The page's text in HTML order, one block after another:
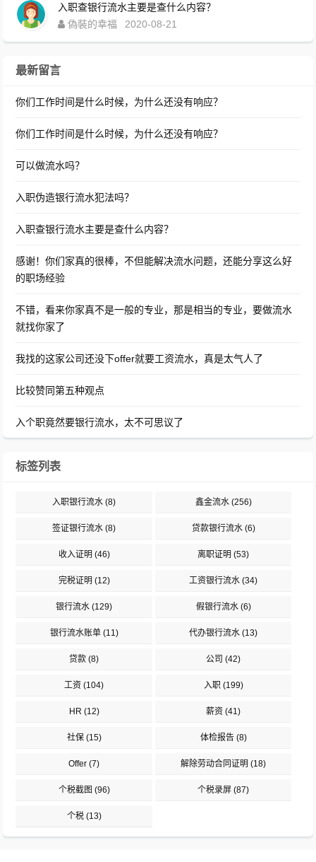
入职查银行流水主要是查什么内容？
偽裝的幸福
2020-08-21
最新留言
你们工作时间是什么时候，为什么还没有响应？
你们工作时间是什么时候，为什么还没有响应？
可以做流水吗？
入职伪造银行流水犯法吗？
入职查银行流水主要是查什么内容？
感谢！你们家真的很棒，不但能解决流水问题，还能分享这么好
的职场经验
不错，看来你家真不是一般的专业，那是相当的专业，要做流水
就找你家了
我找的这家公司还没下offer就要工资流水，真是太气人了
比较赞同第五种观点
入个职竟然要银行流水，太不可思议了
标签列表
入职银行流水 (8) 鑫金流水(256)
签证银行流水 (8) 贷款银行流水(6)
收入证明 (46) 离职证明 (53)
完税证明 (12) 工资银行流水 (34)
银行流水 (129) 假银行流水(6)
银行流水账单(11) 代办银行流水 (13)
贷款 (8) 公司 (42)
工资 (104) 入职 (199)
HR (12) 薪资 (41)
社保(15) 体检报告(8)
Offer (7) 解除劳动合同证明 (18)
个税截图 (96) 个税录屏 (87)
个税(13)